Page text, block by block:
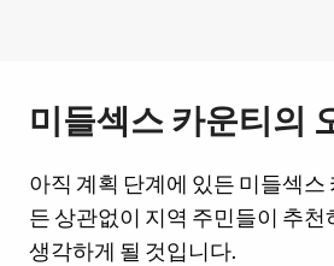
미들섹스 카운티의
아직 계획 단계에 있든 미들섹스
든 상관없이 지역 주민들이 추천
생각하게 될 것입니다.